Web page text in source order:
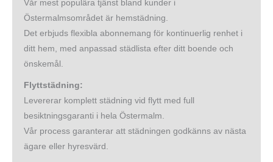
Vår mest populära tjänst bland kunder i
Östermalmsområdet är hemstädning.
Det erbjuds flexibla abonnemang för kontinuerlig renhet i
ditt hem, med anpassad städlista efter ditt boende och
önskemål.
Flyttstädning:
Levererar komplett städning vid flytt med full
besiktningsgaranti i hela Östermalm.
Vår process garanterar att städningen godkänns av nästa
ägare eller hyresvärd.